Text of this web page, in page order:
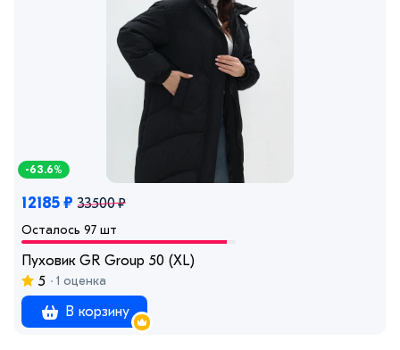
-63.6%
12185 ₽ 33500 ₽
Осталось 97 шт
Пуховик GR Group 50 (XL)
5
1 оценка
В корзину